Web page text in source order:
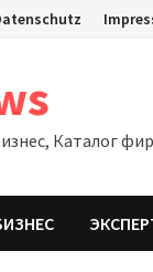
Каталог